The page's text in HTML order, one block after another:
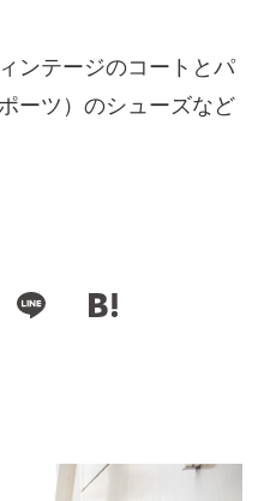
ンテージのコートとパ
ーツ）のシューズなど